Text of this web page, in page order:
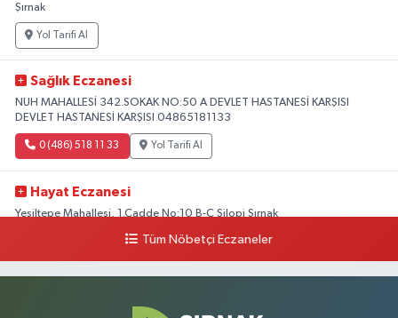
Şırnak
Yol Tarifi Al
Sağlık Eczanesi
NUH MAHALLESİ 342.SOKAK NO:50 A DEVLET HASTANESİ KARŞISI
DEVLET HASTANESİ KARŞISI 04865181133
0 (486) 518 11 33 Yol Tarifi Al
Hayat Eczanesi
Yeşiltepe Mahallesi, 1.Cadde No:10 B-C Silopi Şırnak
Yol Tarifi Al
Yenişehir Mahallesi, 8.Cadde No:53 A Silopi Şırnak
Tüm Nöbetçi Eczaneler